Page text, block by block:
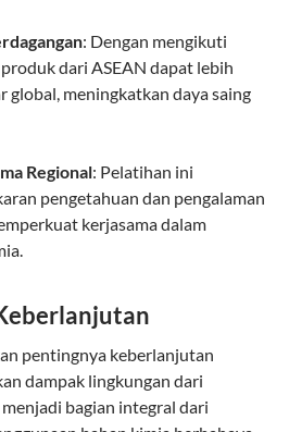
: Dengan mengikuti
dari ASEAN dapat lebih
global, meningkatkan daya saing
Regional: Pelatihan ini
pengetahuan dan pengalaman
kerjasama dalam
pentingnya keberlanjutan
dampak lingkungan dari
bagian integral dari